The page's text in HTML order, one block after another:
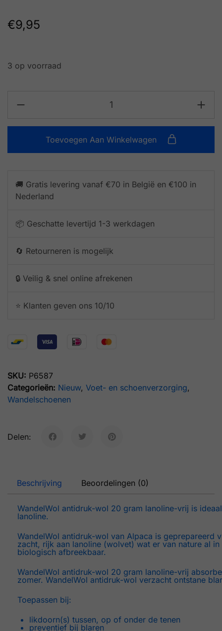
€9,95
3 op voorraad
Toevoegen Aan Winkelwagen
🚚 Gratis levering vanaf €70 in België en €100 in
Nederland
📦 Geschatte levertijd 1-3 werkdagen
🔄 Retourneren is mogelijk
🔒 Veilig & snel online afrekenen
⭐️ Klanten geven ons 10/10
SKU: P6587
Categorieën: Nieuw, Voet- en schoenverzorging,
Wandelschoenen
Delen:
Beschrijving Beoordelingen (0)
WandelWol antidruk-wol 20 gram lanoline-vrij is
lanoline.
WandelWol antidruk-wol van Alpaca is geprepareerd
zacht, rijk aan lanoline (wolvet) wat er van nature al
biologisch afbreekbaar.
WandelWol antidruk-wol 20 gram lanoline-vrij
zomer. WandelWol antidruk-wol verzacht ontstane
Toepassen bij:
likdoorn(s) tussen, op of onder de tenen
preventief bij blaren